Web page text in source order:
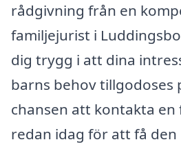
rådgivning från en
familjejurist i
dig trygg i att dina
barns behov tillgodoses
chansen att kontakta
redan idag för att få den